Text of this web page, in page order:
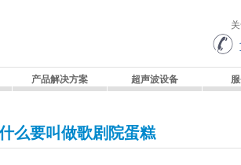
产品解决方案 超声波设备
么要叫做歌剧院蛋糕